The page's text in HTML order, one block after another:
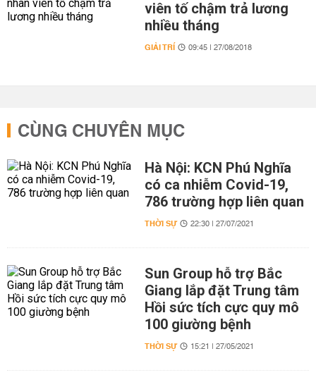
viên tố chậm trả lương
nhiều tháng
GIẢI TRÍ 09:45 | 27/08/2018
CÙNG CHUYÊN MỤC
Hà Nội: KCN Phú Nghĩa
có ca nhiễm Covid-19,
786 trường hợp liên quan
THỜI SỰ 22:30 | 27/07/2021
Sun Group hỗ trợ Bắc
Giang lắp đặt Trung tâm
Hồi sức tích cực quy mô
100 giường bệnh
THỜI SỰ 15:21 | 27/05/2021